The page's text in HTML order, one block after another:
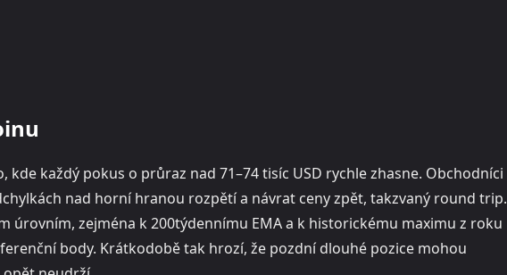
kde každý pokus o průraz nad 71–74 tisíc USD rychle zhasne. Obchodníci
nad horní hranou rozpětí a návrat ceny zpět, takzvaný round trip.
úrovním, zejména k 200týdennímu EMA a k historickému maximu z roku
body. Krátkodobě tak hrozí, že pozdní dlouhé pozice mohou